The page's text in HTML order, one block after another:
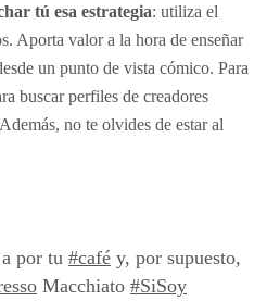
tú esa estrategia: utiliza el
Aporta valor a la hora de enseñar
un punto de vista cómico. Para
buscar perfiles de creadores
no te olvides de estar al
por tu #café y, por supuesto,
Macchiato #SiSoy